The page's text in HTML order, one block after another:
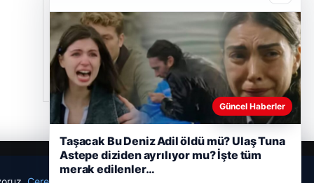
Hastaş Beton
26/05/2026
Güncel Haberler
Taşacak Bu Deniz Adil öldü mü? Ulaş Tuna
Astepe diziden ayrılıyor mu? İşte tüm
merak edilenler…